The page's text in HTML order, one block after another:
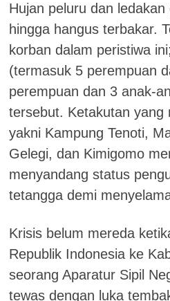
Hujan peluru dan
hingga hangus terbakar.
korban dalam peristiwa
(termasuk 5 perempuan
perempuan dan 3 anak-
tersebut. Ketakutan yang
yakni Kampung Tenoti,
Gelegi, dan Kimigomo
menyandang status
tetangga demi
Krisis belum mereda
Republik Indonesia ke
seorang Aparatur Sipil
tewas dengan luka